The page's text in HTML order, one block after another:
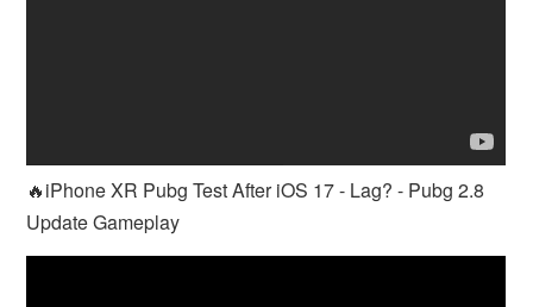
🔥iPhone XR Pubg Test After iOS 17 - Lag? - Pubg 2.8
Update Gameplay